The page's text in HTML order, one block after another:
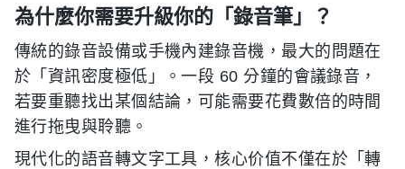
為什麼你需要升級你的「錄音筆」？
傳統的錄音設備或手機內建錄音機，最大的問題在
於「資訊密度極低」。一段 60 分鐘的會議錄音，
若要重聽找出某個結論，可能需要花費數倍的時間
進行拖曳與聆聽。
現代化的語音轉文字工具，核心价值不僅在於「轉